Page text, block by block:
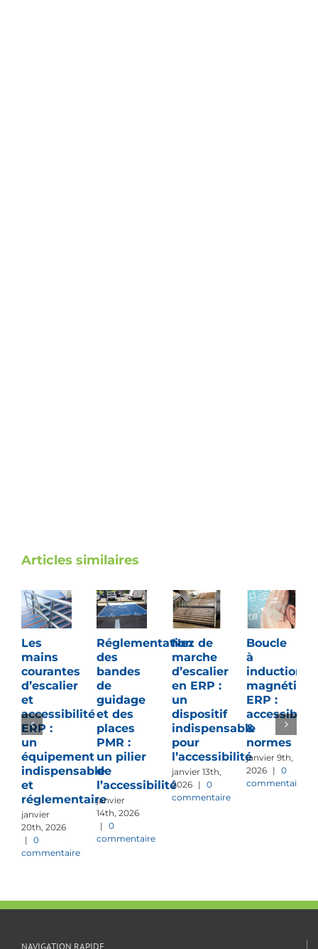
Articles similaires
Les
mains
courantes
d’escalier
et
accessibilité
ERP :
un
équipement
indispensable
et
réglementaire
janvier
20th, 2026
| 0
commentaire
Réglementation
des
bandes
de
guidage
et des
places
PMR :
un pilier
de
l’accessibilité
janvier
14th, 2026
| 0
commentaire
Nez de
marche
d’escalier
en ERP :
un
dispositif
indispensable
pour
l’accessibilité
janvier 13th,
2026
| 0
commentaire
Boucle
à
induction
ERP :
&
normes
janvier 9th,
2026 |
0
commentaire
NAVIGATION RAPIDE